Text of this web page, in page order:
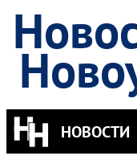
НОВОСТИ